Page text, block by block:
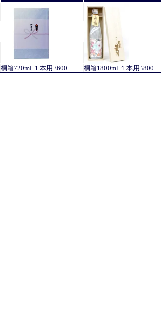
桐箱720ml １本用 \600 桐箱1800ml １本用 \800